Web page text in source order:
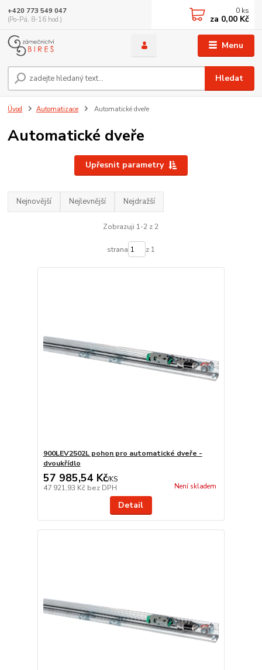
Menu
Hledat
+420 773 549 047
(Po-Pá, 8-16 hod.)
0 ks
za 0,00 Kč
Úvod Automatizace Automatické dveře
Automatické dveře
Upřesnit parametry
Nejnovější Nejlevnější Nejdražší
Zobrazuji 1-2 z 2
strana z 1
900LEV2502L pohon pro automatické dveře -
dvoukřídlo
57 985,54 Kč/KS
47 921,93 Kč bez DPH Není skladem
Detail